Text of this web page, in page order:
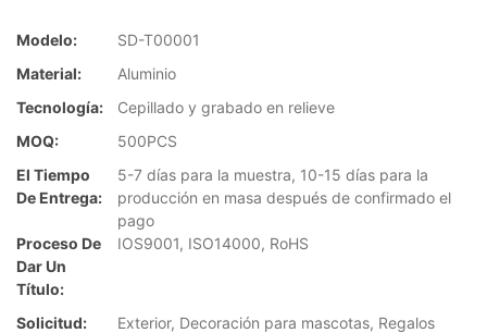
Modelo:
SD-T00001
Material:
Aluminio
Tecnología:
Cepillado y grabado en relieve
MOQ:
500PCS
El Tiempo
De Entrega:
5-7 días para la muestra, 10-15 días para la
producción en masa después de confirmado el
pago
Proceso De
Dar Un
Título:
IOS9001, ISO14000, RoHS
Solicitud:
Exterior, Decoración para mascotas, Regalos